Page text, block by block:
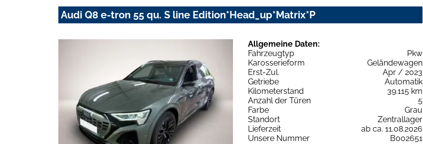
Audi Q8 e-tron 55 qu. S line Edition*Head_up*Matrix*P
Allgemeine Daten:
Fahrzeugtyp
Pkw
Karosserieform
Geländewagen
Erst-Zul.
Apr / 2023
Getriebe
Automatik
Kilometerstand
39.115 km
Anzahl der Türen
5
Farbe
Grau
Standort
Zentrallager
Lieferzeit
ab ca. 11.08.2026
Unsere Nummer
B002651